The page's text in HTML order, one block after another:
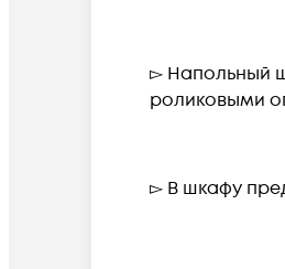
▻ Напольный
роликовыми
▻ В шкафу